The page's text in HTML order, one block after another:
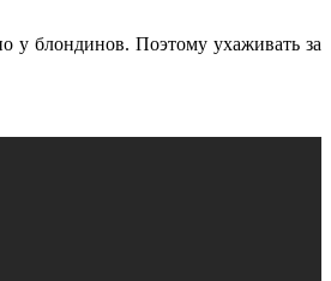
у блондинов. Поэтому ухаживать за